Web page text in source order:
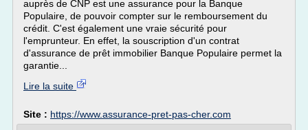
auprès de CNP est une assurance pour la Banque
Populaire, de pouvoir compter sur le remboursement du
crédit. C'est également une vraie sécurité pour
l'emprunteur. En effet, la souscription d'un contrat
d'assurance de prêt immobilier Banque Populaire permet la
garantie...
Lire la suite
Site : https://www.assurance-pret-pas-cher.com